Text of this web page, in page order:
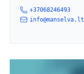
+37068246493
info@manselva.lt